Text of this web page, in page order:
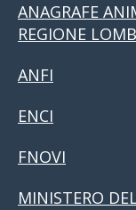
ANAGRAFE
REGIONE
ANFI
ENCI
FNOVI
MINISTERO